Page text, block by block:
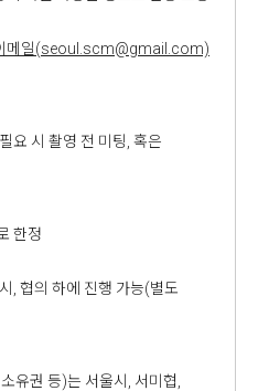
메일(seoul.scm@gmail.com)
요 시 촬영 전 미팅, 혹은
한정
, 협의 하에 진행 가능(별도
유권 등)는 서울시, 서미협,